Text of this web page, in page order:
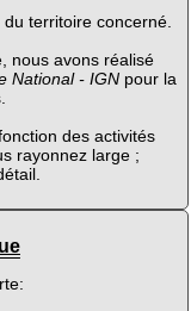
territoire concerné.
nous avons réalisé
National - IGNpour la
des activités
rayonnez large ;